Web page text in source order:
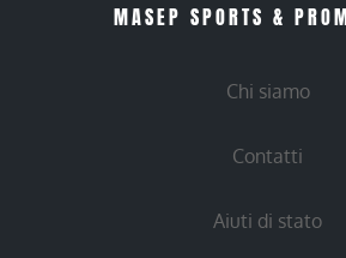
MASEP SPORTS &
Chi siamo
Contatti
Aiuti di stato